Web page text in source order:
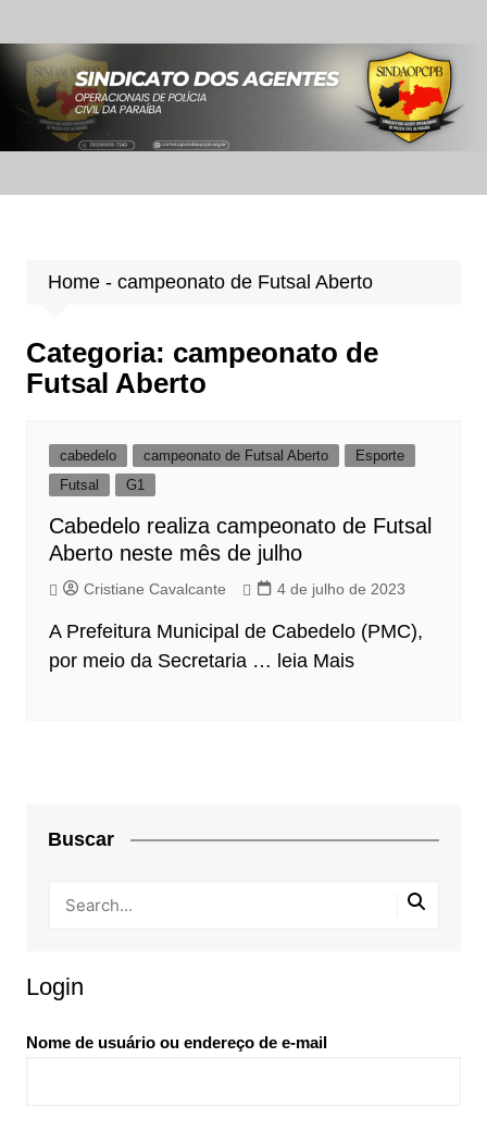
para
conteúdo
Home- campeonato de Futsal Aberto
Categoria: campeonato de
Futsal Aberto
cabedelo campeonato de Futsal Aberto
Esporte
Futsal
G1
Cabedelo realiza campeonato de Futsal
Aberto neste mês de julho
Cristiane Cavalcante 4 de julho de 2023
A Prefeitura Municipal de Cabedelo (PMC),
por meio da Secretaria … leia Mais
Buscar
Login
Nome de usuário ou endereço de e-mail